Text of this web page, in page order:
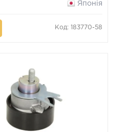
Японія
Код: 183770-58